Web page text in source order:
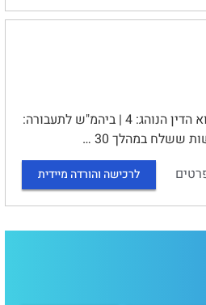
סיכום קורס דיני תעבורה | | תוכן עניינים | דיני תעבורה 4 | הדין הפלילי הוא הדין הנוהג: 4 | ביהמ"ש לתעבורה:
לרכישה והורדה מיידית